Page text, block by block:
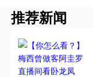
推荐新闻